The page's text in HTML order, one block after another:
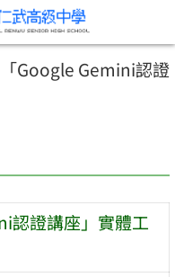
「Google Gemini認證
認證講座」實體工